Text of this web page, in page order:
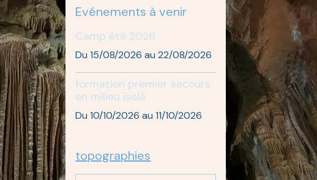
Evénements à venir
Camp été 2026
Du 15/08/2026 au 22/08/2026
formation premier secours
en milieu isolé
Du 10/10/2026 au 11/10/2026
topographies